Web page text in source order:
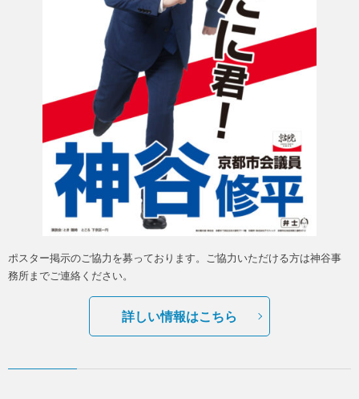
ポスター掲示のご協力を募っております。ご協力いただける方は神谷事
務所までご連絡ください。
詳しい情報はこちら